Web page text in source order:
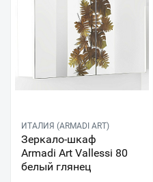
ИТАЛИЯ (ARMADI ART)
Зеркало-шкаф
Armadi Art Vallessi 80
белый глянец